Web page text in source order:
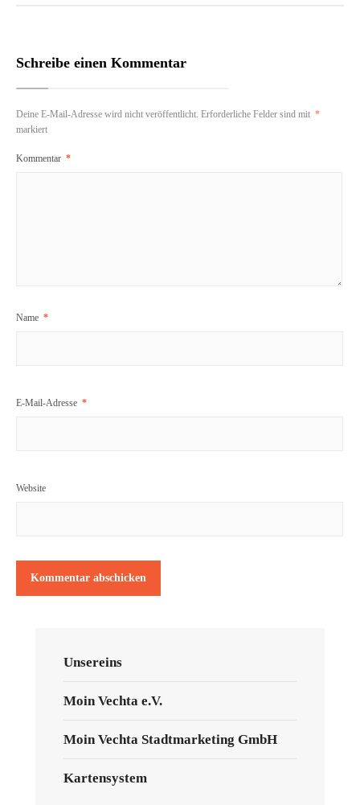
Schreibe einen Kommentar
Deine E-Mail-Adresse wird nicht veröffentlicht. Erforderliche Felder sind mit *
markiert
Kommentar *
Name *
E-Mail-Adresse *
Website
Unsereins
Moin Vechta e.V.
Moin Vechta Stadtmarketing GmbH
Kartensystem